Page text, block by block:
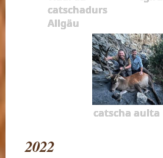
catschadurs
Allgäu
catscha aulta
2022